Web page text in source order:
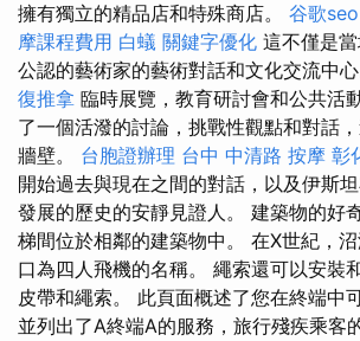
擁有獨立的精品店和特殊商店。 谷歌seo
摩課程費用 白蟻 關鍵字優化 這不僅是
公認的藝術家的藝術對話和文化交流中心
復推拿 臨時展覽，教育研討會和公共活
了一個活潑的討論，挑戰性觀點和對話
牆壁。 台胞證辦理 台中 中清路 按摩 彰
開始過去與現在之間的對話，以及伊斯
發展的歷史的安靜見證人。 建築物的好
梯間位於相鄰的建築物中。 在X世紀，
口為四人飛機的名稱。 繩索還可以安裝
皮帶和繩索。 此頁面概述了您在終端中
並列出了A終端A的服務，旅行殘疾乘客